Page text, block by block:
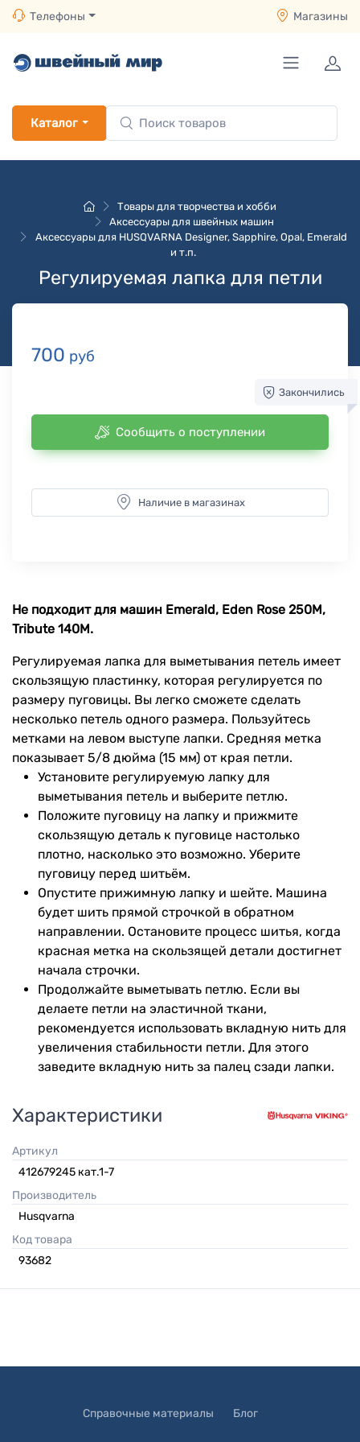
Телефоны Магазины
Каталог
Товары для творчества и хобби
Аксессуары для швейных машин
Аксессуары для HUSQVARNA Designer, Sapphire, Opal, Emerald
и т.п.
Регулируемая лапка для петли
700 руб
Закончились
Сообщить о поступлении
Наличие в магазинах
Не подходит для машин Emerald, Eden Rose 250M,
Tribute 140M.
Регулируемая лапка для выметывания петель имеет
скользящую пластинку, которая регулируется по
размеру пуговицы. Вы легко сможете сделать
несколько петель одного размера. Пользуйтесь
метками на левом выступе лапки. Средняя метка
показывает 5/8 дюйма (15 мм) от края петли.
Установите регулируемую лапку для
выметывания петель и выберите петлю.
Положите пуговицу на лапку и прижмите
скользящую деталь к пуговице настолько
плотно, насколько это возможно. Уберите
пуговицу перед шитьём.
Опустите прижимную лапку и шейте. Машина
будет шить прямой строчкой в обратном
направлении. Остановите процесс шитья, когда
красная метка на скользящей детали достигнет
начала строчки.
Продолжайте выметывать петлю. Если вы
делаете петли на эластичной ткани,
рекомендуется использовать вкладную нить для
увеличения стабильности петли. Для этого
заведите вкладную нить за палец сзади лапки.
Характеристики
Артикул
412679245 кат.1-7
Производитель
Husqvarna
Код товара
93682
Справочные материалы Блог